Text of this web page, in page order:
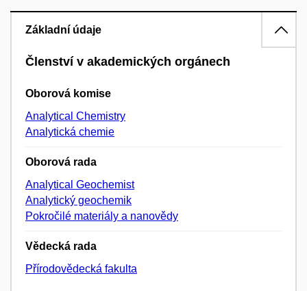
Základní údaje
Členství v akademických orgánech
Oborová komise
Analytical Chemistry
Analytická chemie
Oborová rada
Analytical Geochemist
Analytický geochemik
Pokročilé materiály a nanovědy
Vědecká rada
Přírodovědecká fakulta